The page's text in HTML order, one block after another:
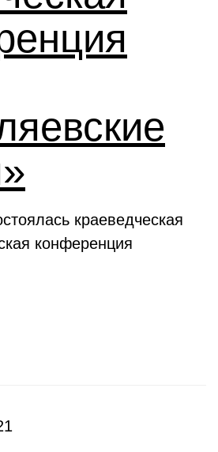
краеведческая
конференция